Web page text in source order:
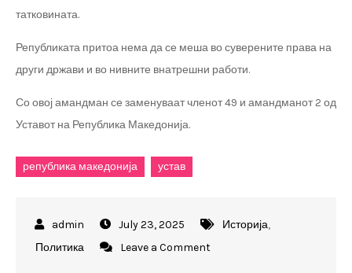
татковината.
Републиката притоа нема да се меша во суверените права на
други држави и во нивните внатрешни работи.
Со овој амандман се заменуваат членот 49 и амандманот 2 од
Уставот на Република Македонија.
република македонија устав
July 23, 2025 Историја,
Политика
Leave a Comment